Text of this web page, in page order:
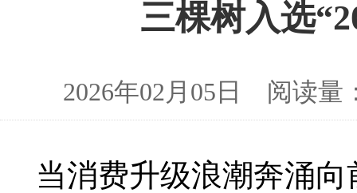
三棵树入选
2026年02月05日 阅读
当消费升级浪潮奔涌